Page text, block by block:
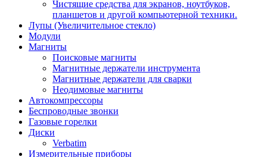
Чистящие средства для экранов, ноутбуков,
планшетов и другой компьютерной техники.
Лупы (Увеличительное стекло)
Модули
Магниты
Поисковые магниты
Магнитные держатели инструмента
Магнитные держатели для сварки
Неодимовые магниты
Автокомпрессоры
Беспроводные звонки
Газовые горелки
Диски
Verbatim
Измерительные приборы